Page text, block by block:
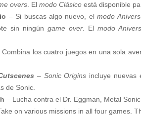
overs . El modo Clásico está disponible
– Si buscas algo nuevo, elmodo
sin ningúngame over . Elmodo
Combina los cuatro juegos en una sola
– Sonic Origins incluye nuevas
de Sonic.
– Lucha contra el Dr. Eggman, Metal
on various missions in all four games.